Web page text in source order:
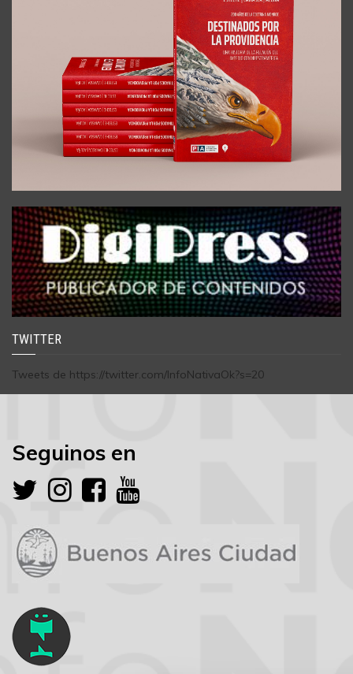
TWITTER
Tweets de https://twitter.com/InfoNativaOk?s=20
Seguinos en